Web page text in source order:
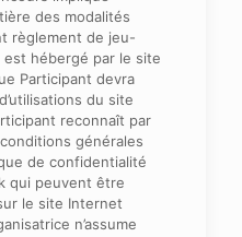
des modalités
règlement de jeu-
hébergé par le site
Participant devra
du site
reconnaît par
générales
de confidentialité
qui peuvent être
le site Internet
n’assume